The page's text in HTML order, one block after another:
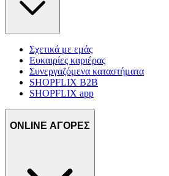
Σχετικά με εμάς
Ευκαιρίες καριέρας
Συνεργαζόμενα καταστήματα
SHOPFLIX B2B
SHOPFLIX app
ONLINE ΑΓΟΡΕΣ